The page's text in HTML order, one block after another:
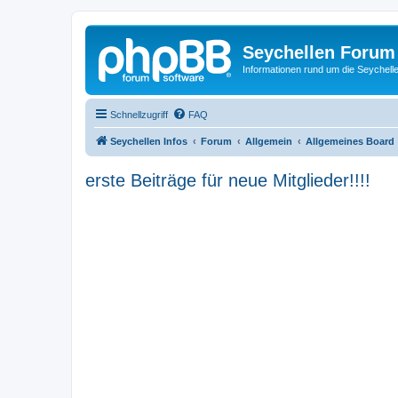
Seychellen Forum
Informationen rund um die
Schnellzugriff FAQ
Seychellen Infos Forum Allgemein Allgemeines Board
erste Beiträge für neue Mitglieder!!!!